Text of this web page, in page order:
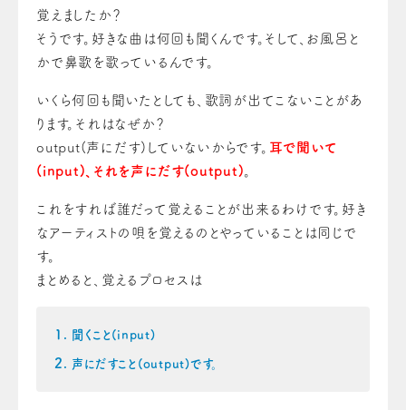
覚えましたか？
そうです。好きな曲は何回も聞くんです。そして、お風呂と
かで鼻歌を歌っているんです。
いくら何回も聞いたとしても、歌詞が出てこないことがあ
ります。それはなぜか？
output(声にだす)していないからです。 耳で聞いて
(input)、それを声にだす(output)。
これをすれば誰だって覚えることが出来るわけです。好き
なアーティストの唄を覚えるのとやっていることは同じで
す。
まとめると、覚えるプロセスは
聞くこと(input)
声にだすこと(output)です。